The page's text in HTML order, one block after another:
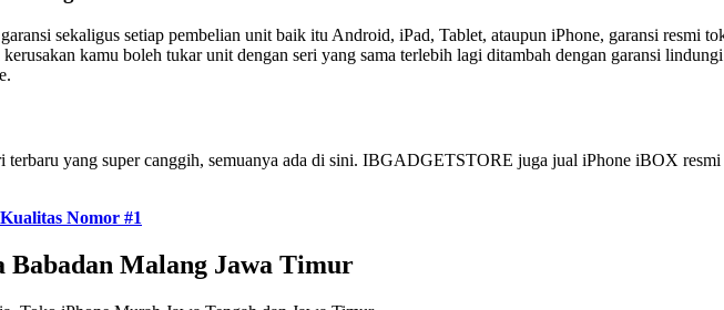
sekaligus setiap pembelian unit baik itu Android, iPad, Tablet, ataupun iPhone, garansi resmi
kamu boleh tukar unit dengan seri yang sama terlebih lagi ditambah dengan garansi
terbaru yang super canggih, semuanya ada di sini. IBGADGETSTORE juga jual iPhone iBOX resmi
Nomor #1
Babadan Malang Jawa Timur